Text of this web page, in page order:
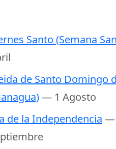
Santo (Semana
de Santo Domingo
— 1 Agosto
de la Independencia —